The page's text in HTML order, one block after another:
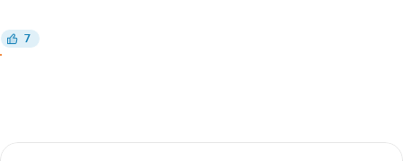
Réagir
7
J’aime
Commentaires